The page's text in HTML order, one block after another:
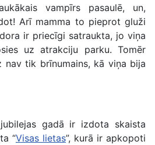
vampīrs pasaulē, un,
Arī mamma to pieprot gluži
ir priecīgi satraukta, jo viņa
uz atrakciju parku. Tomēr
nav tik brīnumains, kā viņa bija
gadā ir izdota skaista
“Visas lietas”, kurā ir apkopoti